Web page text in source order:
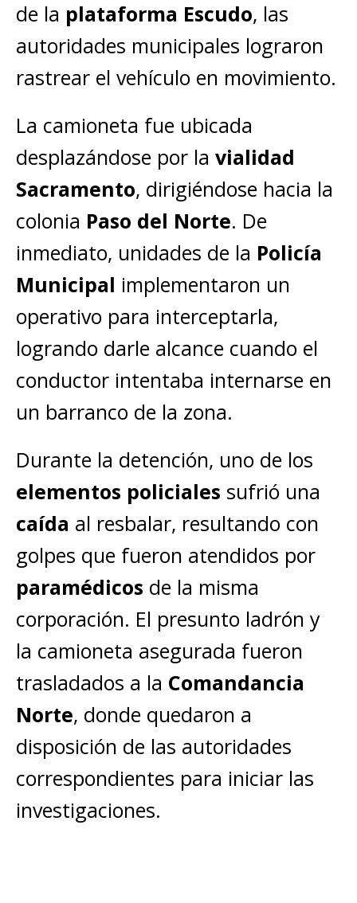
de la plataforma Escudo, las
autoridades municipales lograron
rastrear el vehículo en movimiento.
La camioneta fue ubicada
desplazándose por la vialidad
Sacramento, dirigiéndose hacia la
colonia Paso del Norte. De
inmediato, unidades de la Policía
Municipal implementaron un
operativo para interceptarla,
logrando darle alcance cuando el
conductor intentaba internarse en
un barranco de la zona.
Durante la detención, uno de los
elementos policiales sufrió una
caída al resbalar, resultando con
golpes que fueron atendidos por
paramédicos de la misma
corporación. El presunto ladrón y
la camioneta asegurada fueron
trasladados a la Comandancia
Norte, donde quedaron a
disposición de las autoridades
correspondientes para iniciar las
investigaciones.